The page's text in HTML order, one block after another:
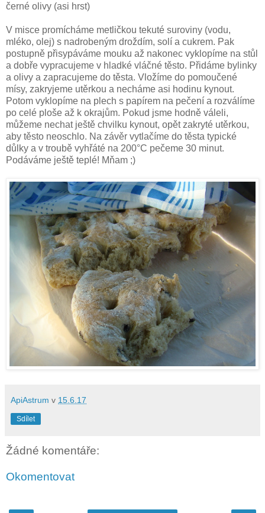
černé olivy (asi hrst)
V misce promícháme metličkou tekuté suroviny (vodu,
mléko, olej) s nadrobeným droždím, solí a cukrem. Pak
postupně přisypáváme mouku až nakonec vyklopíme na stůl
a dobře vypracujeme v hladké vláčné těsto. Přidáme bylinky
a olivy a zapracujeme do těsta. Vložíme do pomoučené
mísy, zakryjeme utěrkou a necháme asi hodinu kynout.
Potom vyklopíme na plech s papírem na pečení a rozválíme
po celé ploše až k okrajům. Pokud jsme hodně váleli,
můžeme nechat ještě chvilku kynout, opět zakryté utěrkou,
aby těsto neoschlo. Na závěr vytlačíme do těsta typické
důlky a v troubě vyhřáté na 200°C pečeme 30 minut.
Podáváme ještě teplé! Mňam ;)
ApiAstrum v 15.6.17
Sdílet
Žádné komentáře:
Okomentovat